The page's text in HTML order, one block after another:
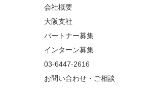
な店舗デザイ
会社概要
大阪支社
パートナー募集
インターン募集
03-6447-2616
お問い合わせ・ご相談